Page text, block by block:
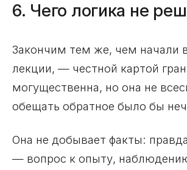
6. Чего логика не
Закончим тем же, чем начали
лекции, — честной картой
могущественна, но она не
обещать обратное было бы
Она не добывает факты:
— вопрос к опыту,